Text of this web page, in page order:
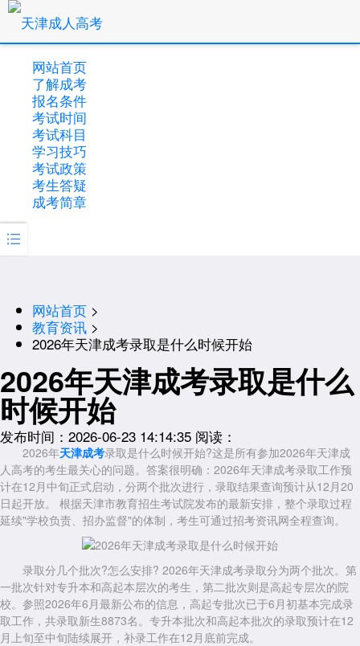
网站首页
了解成考
报名条件
考试时间
考试科目
学习技巧
考试政策
考生答疑
成考简章

网站首页 >
教育资讯 >
2026年天津成考录取是什么时候开始
2026年天津成考录取是什么
时候开始
发布时间：2026-06-23 14:14:35 阅读：
2026年天津成考录取是什么时候开始?这是所有参加2026年天津成
人高考的考生最关心的问题。答案很明确：2026年天津成考录取工作预
计在12月中旬正式启动，分两个批次进行，录取结果查询预计从12月20
日起开放。 根据天津市教育招生考试院发布的最新安排，整个录取过程
延续"学校负责、招办监督"的体制，考生可通过招考资讯网全程查询。
录取分几个批次?怎么安排? 2026年天津成考录取分为两个批次。第
一批次针对专升本和高起本层次的考生，第二批次则是高起专层次的院
校。参照2026年6月最新公布的信息，高起专批次已于6月初基本完成录
取工作，共录取新生8873名。专升本批次和高起本批次的录取预计在12
月上旬至中旬陆续展开，补录工作在12月底前完成。